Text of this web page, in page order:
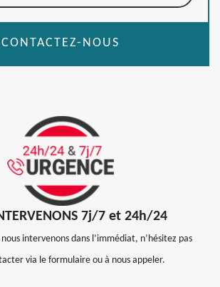
CONTACTEZ-NOUS
7j/7 et 24h/24
nous intervenons dans l’immédiat, n’hésitez pas
via le formulaire ou à nous appeler.